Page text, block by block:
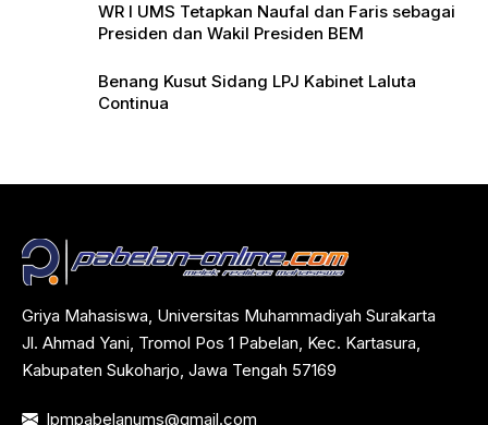
WR I UMS Tetapkan Naufal dan Faris sebagai
Presiden dan Wakil Presiden BEM
Benang Kusut Sidang LPJ Kabinet Laluta
Continua
Griya Mahasiswa, Universitas Muhammadiyah Surakarta
Jl. Ahmad Yani, Tromol Pos 1 Pabelan, Kec. Kartasura,
Kabupaten Sukoharjo, Jawa Tengah 57169
lpmpabelanums@gmail.com